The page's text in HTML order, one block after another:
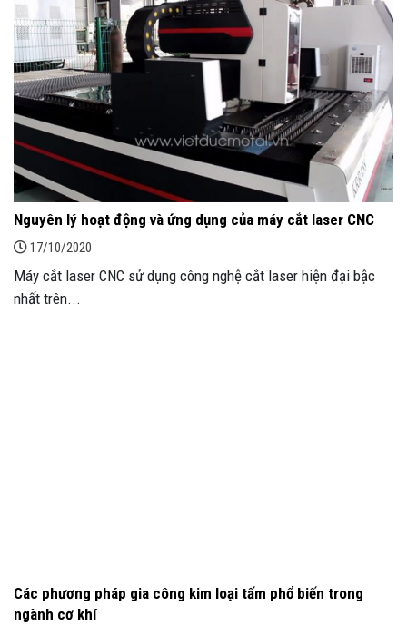
Nguyên lý hoạt động và ứng dụng của máy cắt laser CNC
17/10/2020
Máy cắt laser CNC sử dụng công nghệ cắt laser hiện đại bậc
nhất trên...
Các phương pháp gia công kim loại tấm phổ biến trong
ngành cơ khí